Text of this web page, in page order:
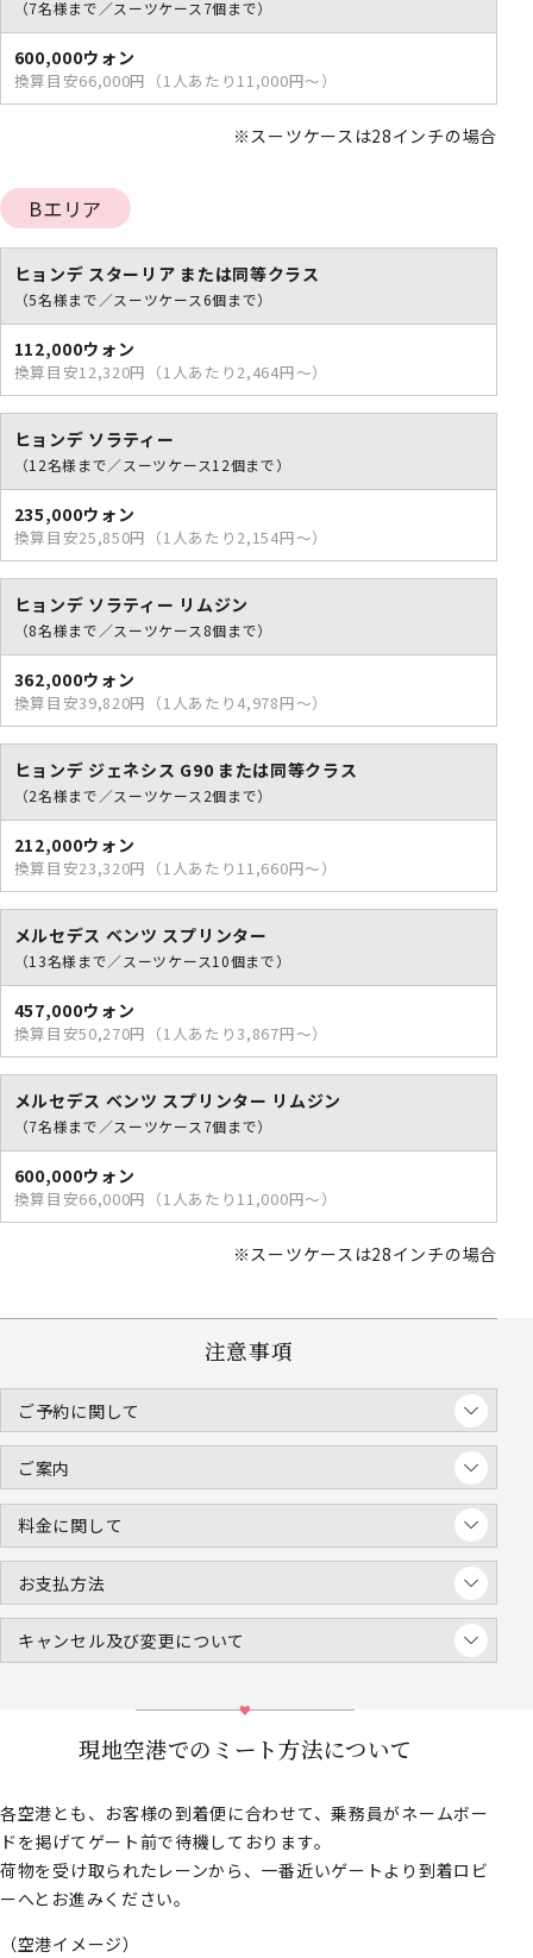
（7名様まで／スーツケース7個まで）
600,000ウォン
換算目安66,000円（1人あたり11,000円～）
※スーツケースは28インチの場合
Bエリア
ヒョンデ スターリア または同等クラス
（5名様まで／スーツケース6個まで）
112,000ウォン
換算目安12,320円（1人あたり2,464円～）
ヒョンデ ソラティー
（12名様まで／スーツケース12個まで）
235,000ウォン
換算目安25,850円（1人あたり2,154円～）
ヒョンデ ソラティー リムジン
（8名様まで／スーツケース8個まで）
362,000ウォン
換算目安39,820円（1人あたり4,978円～）
ヒョンデ ジェネシス G90 または同等クラス
（2名様まで／スーツケース2個まで）
212,000ウォン
換算目安23,320円（1人あたり11,660円～）
メルセデス ベンツ スプリンター
（13名様まで／スーツケース10個まで）
457,000ウォン
換算目安50,270円（1人あたり3,867円～）
メルセデス ベンツ スプリンター リムジン
（7名様まで／スーツケース7個まで）
600,000ウォン
換算目安66,000円（1人あたり11,000円～）
※スーツケースは28インチの場合
注意事項
ご予約に関して
ご案内
料金に関して
お支払方法
キャンセル及び変更について
現地空港でのミート方法について
各空港とも、お客様の到着便に合わせて、乗務員がネームボー
ドを掲げてゲート前で待機しております。
荷物を受け取られたレーンから、一番近いゲートより到着ロビ
ーへとお進みください。
（空港イメージ）